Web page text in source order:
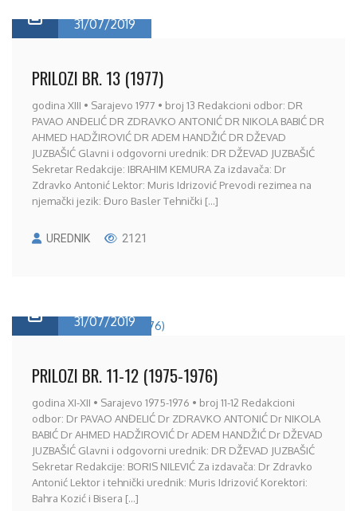
31/07/2019
PRILOZI BR. 13 (1977)
godina XIII • Sarajevo 1977 • broj 13 Redakcioni odbor: DR
PAVAO ANĐELIĆ DR ZDRAVKO ANTONIĆ DR NIKOLA BABIĆ DR
AHMED HADŽIROVIĆ DR ADEM HANDŽIĆ DR DŽEVAD
JUZBAŠIĆ Glavni i odgovorni urednik: DR DŽEVAD JUZBAŠIĆ
Sekretar Redakcije: IBRAHIM KEMURA Za izdavača: Dr
Zdravko Antonić Lektor: Muris Idrizović Prevodi rezimea na
njemački jezik: Đuro Basler Tehnički [...]
UREDNIK 2121
31/07/2019
PRILOZI BR. 11-12 (1975-1976)
godina XI-XII • Sarajevo 1975-1976 • broj 11-12 Redakcioni
odbor: Dr PAVAO ANĐELIĆ Dr ZDRAVKO ANTONIĆ Dr NIKOLA
BABIĆ Dr AHMED HADŽIROVIĆ Dr ADEM HANDŽIĆ Dr DŽEVAD
JUZBAŠIĆ Glavni i odgovorni urednik: DR DŽEVAD JUZBAŠIĆ
Sekretar Redakcije: BORIS NILEVIĆ Za izdavača: Dr Zdravko
Antonić Lektor i tehnički urednik: Muris Idrizović Korektori:
Bahra Kozić i Bisera [...]